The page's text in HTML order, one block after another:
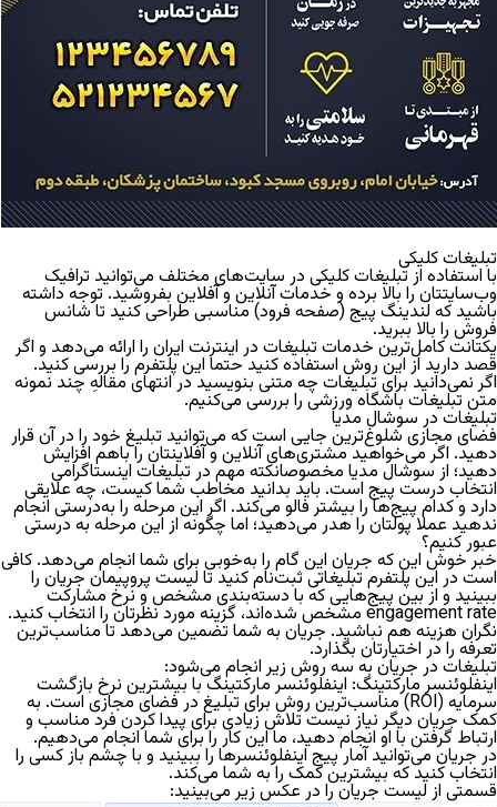
تبلیغات کلیکی
با استفاده از تبلیغات کلیکی در سایت‌های مختلف می‌توانید ترافیک
وب‌سایتتان را بالا برده و خدمات آنلاین و آفلاین بفروشید. توجه داشته
باشید که لندینگ پیج (صفحه فرود) مناسبی طراحی کنید تا شانس
فروش را بالا ببرید.
یکتانت کامل‌ترین خدمات تبلیغات در اینترنت ایران را ارائه می‌دهد و اگر
قصد دارید از این روش استفاده کنید حتما این پلتفرم را بررسی کنید.
اگر نمی‌دانید برای تبلیغات چه متنی بنویسید در انتهای مقالهِ چند نمونه
متن تبلیغات باشگاه ورزشی را بررسی می‌کنیم.
تبلیغات در سوشال مدیا
فضای مجازی شلوغ‌ترین جایی است که می‌توانید تبلیغ خود را در آن قرار
دهید. اگر می‌خواهید مشتری‌های آنلاین و آفلاینتان را باهم افزایش
دهید؛ از سوشال مدیا مخصوصانکته مهم در تبلیغات اینستاگرامی
انتخاب درست پیج است. باید بدانید مخاطب شما کیست، چه علایقی
دارد و کدام پیج‌ها را بیشتر فالو می‌کند. اگر این مرحله را به‌درستی انجام
ندهید عملا پولتان را هدر می‌دهید؛ اما چگونه از این مرحله به درستی
عبور کنیم؟
خبر خوش این که جریان این گام را به‌خوبی برای شما انجام می‌دهد. کافی
است در این پلتفرم تبلیغاتی ثبت‌نام کنید تا لیست پر‌و‌پیمان جریان را
ببینید و از بین پیج‌هایی که با دسته‌بندی مشخص و نرخ مشارکت
engagement rate مشخص شده‌اند، گزینه مورد نظرتان را انتخاب کنید.
نگران هزینه هم نباشید. جریان به شما تضمین می‌دهد تا مناسب‌ترین
تعرفه را در اختیارتان بگذارد.
تبلیغات در جریان به سه روش زیر انجام می‌شود:
اینفلوئنسر مارکتینگ: اینفلوئنسر مارکتینگبا بیشترین نرخ بازگشت
سرمایه (ROI) مناسب‌ترین روش برای تبلیغ در فضای مجازی است. به
کمک جریان دیگر نیاز نیست تلاش زیادی برای پیدا کردن فرد مناسب و
ارتباط گرفتن با او انجام دهید، ما این کار را برای شما انجام می‌دهیم.
در جریان می‌توانید آمار پیج اینفلوئنسرها را ببینید و با چشم باز کسی را
انتخاب کنید که بیشترین کمک را به شما می‌کند.
قسمتی از لیست جریان را در عکس زیر می‌بینید: